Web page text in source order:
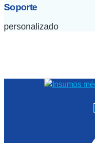
Soporte
personalizado